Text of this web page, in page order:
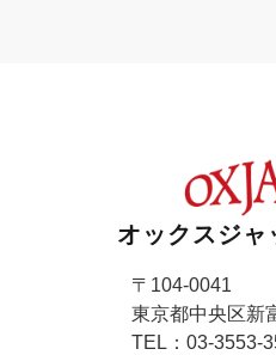
オックスジャ
〒104-0041
東京都中央区新
TEL：03-3553-